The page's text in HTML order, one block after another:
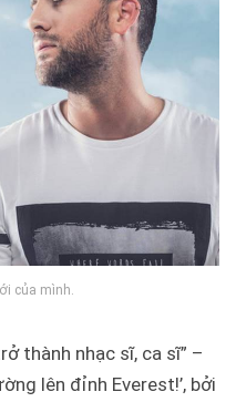
của mình.
thành nhạc sĩ, ca sĩ” –
lên đỉnh Everest!’, bởi